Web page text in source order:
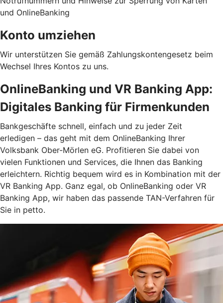
und OnlineBanking
Konto umziehen
Wir unterstützen Sie gemäß Zahlungskontengesetz beim
Wechsel Ihres Kontos zu uns.
OnlineBanking und VR Banking App:
Digitales Banking für Firmenkunden
Bankgeschäfte schnell, einfach und zu jeder Zeit
erledigen – das geht mit dem OnlineBanking Ihrer
Volksbank Ober-Mörlen eG. Profitieren Sie dabei von
vielen Funktionen und Services, die Ihnen das Banking
erleichtern. Richtig bequem wird es in Kombination mit der
VR Banking App. Ganz egal, ob OnlineBanking oder VR
Banking App, wir haben das passende TAN-Verfahren für
Sie in petto.